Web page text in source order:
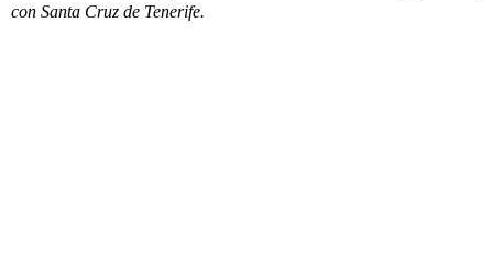
con Santa Cruz de Tenerife.